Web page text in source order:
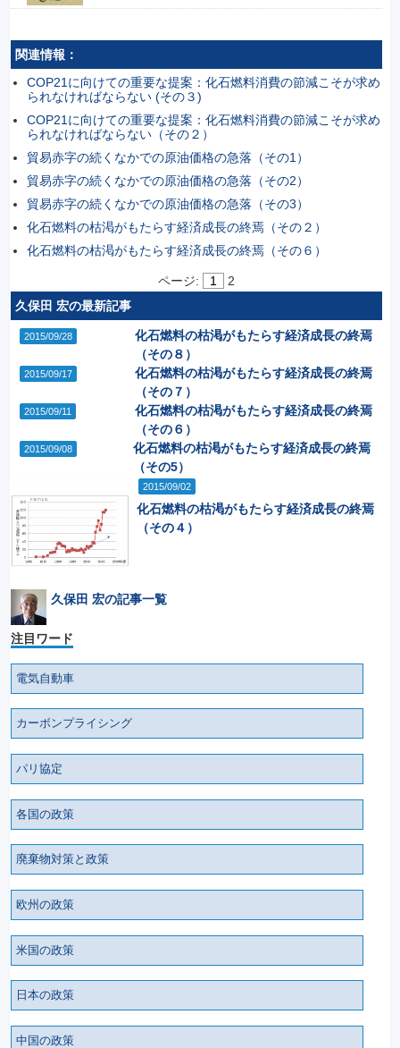
関連情報：
COP21に向けての重要な提案：化石燃料消費の節減こそが求め
られなければならない (その３)
COP21に向けての重要な提案：化石燃料消費の節減こそが求め
られなければならない（その２）
貿易赤字の続くなかでの原油価格の急落（その1）
貿易赤字の続くなかでの原油価格の急落（その2）
貿易赤字の続くなかでの原油価格の急落（その3）
化石燃料の枯渇がもたらす経済成長の終焉（その２）
化石燃料の枯渇がもたらす経済成長の終焉（その６）
ページ: 1
2
久保田 宏の最新記事
2015/09/28
化石燃料の枯渇がもたらす経済成長の終焉
（その８）
2015/09/17
化石燃料の枯渇がもたらす経済成長の終焉
（その７）
2015/09/11
化石燃料の枯渇がもたらす経済成長の終焉
（その６）
2015/09/08
化石燃料の枯渇がもたらす経済成長の終焉
（その5）
2015/09/02
化石燃料の枯渇がもたらす経済成長の終焉
（その４）
久保田 宏の記事一覧
注目ワード
電気自動車
カーボンプライシング
パリ協定
各国の政策
廃棄物対策と政策
欧州の政策
米国の政策
日本の政策
中国の政策